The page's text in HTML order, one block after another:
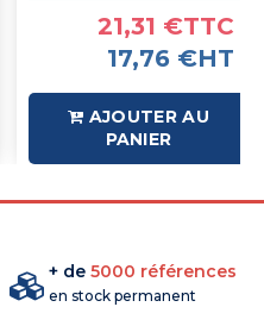
21,31 €TTC
17,76 €HT
AJOUTER AU
PANIER
+ de 5000 références
en stock permanent